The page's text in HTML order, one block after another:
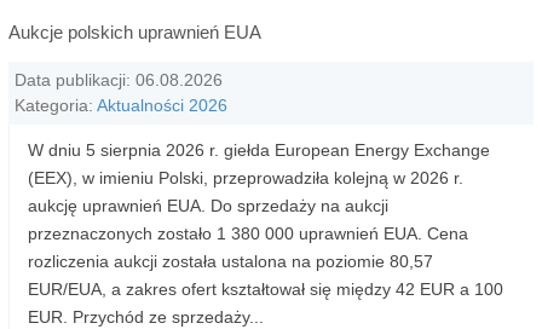
Aukcje polskich uprawnień EUA
Data publikacji: 06.08.2026
Kategoria: Aktualności 2026
W dniu 5 sierpnia 2026 r. giełda European Energy Exchange
(EEX), w imieniu Polski, przeprowadziła kolejną w 2026 r.
aukcję uprawnień EUA. Do sprzedaży na aukcji
przeznaczonych zostało 1 380 000 uprawnień EUA. Cena
rozliczenia aukcji została ustalona na poziomie 80,57
EUR/EUA, a zakres ofert kształtował się między 42 EUR a 100
EUR. Przychód ze sprzedaży...